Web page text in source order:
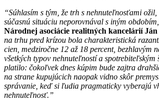
“Súhlasím s tým, že trh s nehnuteľnosťami ožil,
súčasnú situáciu neporovnával s iným
Národnej asociácie realitných kancelárií
na trhu pred krízou bola charakteristická
cien, medziročne 12 až 18 percent, bezhlavým
všetkých typov nehnuteľností a spotrebiteľským
platilo: čokoľvek dnes kúpim bude zajtra
na strane kupujúcich naopak vidno skôr
správanie, keď si ľudia pragmaticky vyberajú
nehnuteľnosť.”